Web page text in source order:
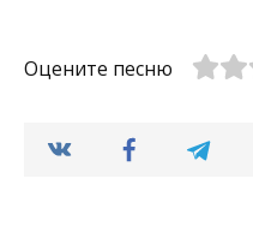
Оцените песню